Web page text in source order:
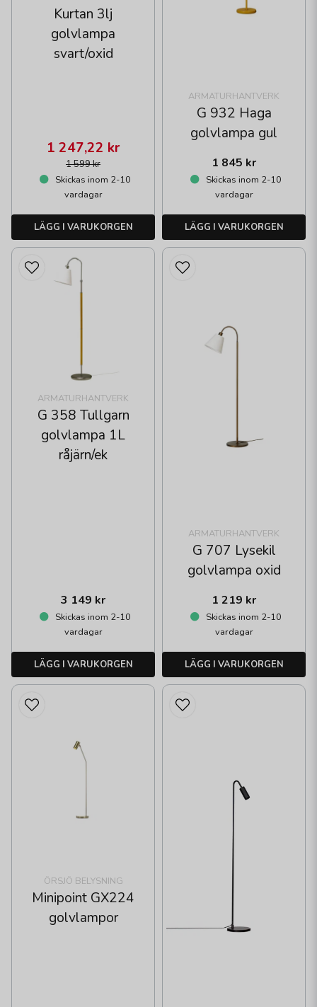
Kurtan 3lj
golvlampa
svart/oxid
1 599 kr
1 247,22 kr
Skickas inom 2-10
vardagar
LÄGG I VARUKORGEN
ARMATURHANTVERK
G 932 Haga
golvlampa gul
1 845 kr
Skickas inom 2-10
vardagar
LÄGG I VARUKORGEN
ARMATURHANTVERK
G 358 Tullgarn
golvlampa 1L
råjärn/ek
3 149 kr
Skickas inom 2-10
vardagar
LÄGG I VARUKORGEN
ARMATURHANTVERK
G 707 Lysekil
golvlampa oxid
1 219 kr
Skickas inom 2-10
vardagar
LÄGG I VARUKORGEN
ÖRSJÖ BELYSNING
Minipoint GX224
golvlampor